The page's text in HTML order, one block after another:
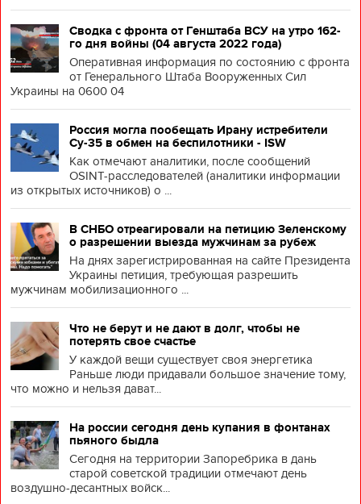
Сводка с фронта от Генштаба ВСУ на утро 162-
го дня войны (04 августа 2022 года)
Оперативная информация по состоянию с фронта
от Генерального Штаба Вооруженных Сил
Украины на 0600 04
Россия могла пообещать Ирану истребители
Су-35 в обмен на беспилотники - ISW
Как отмечают аналитики, после сообщений
OSINT-расследователей (аналитики информации
из открытых источников) о ...
В СНБО отреагировали на петицию Зеленскому
о разрешении выезда мужчинам за рубеж
На днях зарегистрированная на сайте Президента
Украины петиция, требующая разрешить
мужчинам мобилизационного ...
Что не берут и не дают в долг, чтобы не
потерять свое счастье
У каждой вещи существует своя энергетика
Раньше люди придавали большое значение тому,
что можно и нельзя дават...
На россии сегодня день купания в фонтанах
пьяного быдла
Сегодня на территории Запоребрика в дань
старой советской традиции отмечают день
воздушно-десантных войск...